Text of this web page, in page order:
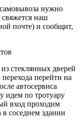
нужно
свяжется наш
почте) и сообщит,
стеклянных дверей
перейти на
автосервиса
идем по тротуару
вход проходим
в соседнем здании